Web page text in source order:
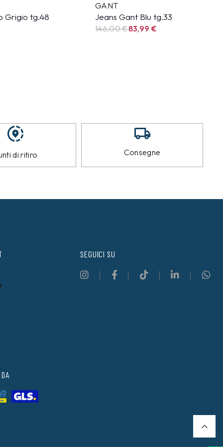
Grigio tg.48
GANT
Jeans Gant Blu tg.33
146,00 €83,99 €
di ritiro Consegne
SEGUICI SU